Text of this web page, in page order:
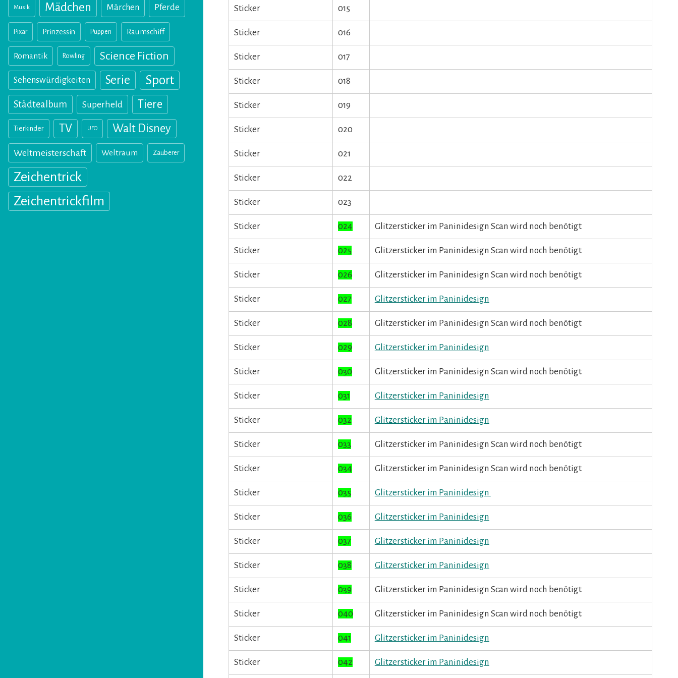
Musik Mädchen Märchen Pferde
Pixar Prinzessin Puppen Raumschiff
Romantik Rowling Science Fiction
Sehenswürdigkeiten Serie Sport
Städtealbum Superheld Tiere
Tierkinder TV UFO Walt Disney
Weltmeisterschaft Weltraum Zauberer
Zeichentrick
Zeichentrickfilm
Sticker 015
Sticker 016
Sticker 017
Sticker 018
Sticker 019
Sticker 020
Sticker 021
Sticker 022
Sticker 023
Sticker 024 Glitzersticker im Paninidesign Scan wird noch benötigt
Sticker 025 Glitzersticker im Paninidesign Scan wird noch benötigt
Sticker 026 Glitzersticker im Paninidesign Scan wird noch benötigt
Sticker 027 Glitzersticker im Paninidesign
Sticker 028 Glitzersticker im Paninidesign Scan wird noch benötigt
Sticker 029 Glitzersticker im Paninidesign
Sticker 030 Glitzersticker im Paninidesign Scan wird noch benötigt
Sticker 031 Glitzersticker im Paninidesign
Sticker 032 Glitzersticker im Paninidesign
Sticker 033 Glitzersticker im Paninidesign Scan wird noch benötigt
Sticker 034 Glitzersticker im Paninidesign Scan wird noch benötigt
Sticker 035 Glitzersticker im Paninidesign
Sticker 036 Glitzersticker im Paninidesign
Sticker 037 Glitzersticker im Paninidesign
Sticker 038 Glitzersticker im Paninidesign
Sticker 039 Glitzersticker im Paninidesign Scan wird noch benötigt
Sticker 040 Glitzersticker im Paninidesign Scan wird noch benötigt
Sticker 041 Glitzersticker im Paninidesign
Sticker 042 Glitzersticker im Paninidesign